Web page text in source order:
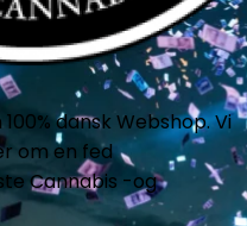
dansk Webshop. Vi
om en fed
Cannabis -og